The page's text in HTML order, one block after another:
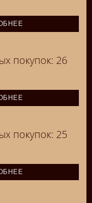
покупок: 26
покупок: 25